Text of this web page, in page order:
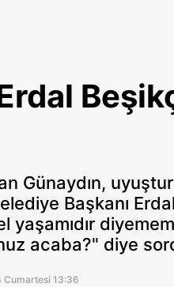
Günaydın,
Başkanı
acaba?" diye
Cumartesi 13:36